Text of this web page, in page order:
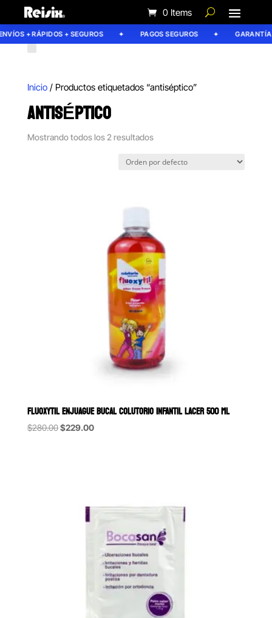
0 Items
+ RÁPIDOS + SEGUROS PAGOS SEGUROS GARANTÍA
Inicio/ Productos etiquetados “antiséptico”
ANTISÉPTICO
Mostrando todos los 2 resultados
FLUOXYTIL ENJUAGUE BUCAL COLUTORIO INFANTIL LACER 500 ML
$280.00Original
$229.00Current